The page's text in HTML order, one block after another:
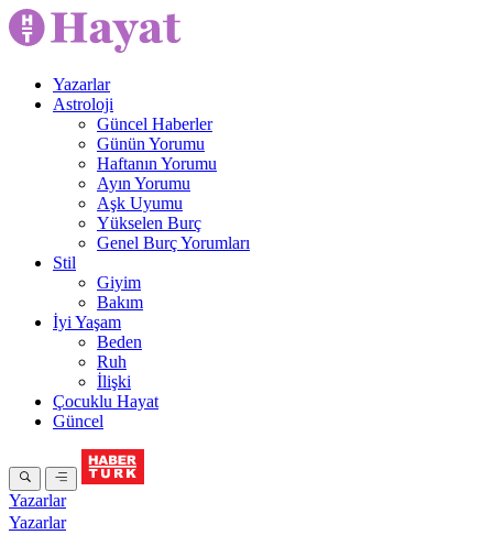
Yazarlar
Astroloji
Güncel Haberler
Günün Yorumu
Haftanın Yorumu
Ayın Yorumu
Aşk Uyumu
Yükselen Burç
Genel Burç Yorumları
Stil
Giyim
Bakım
İyi Yaşam
Beden
Ruh
İlişki
Çocuklu Hayat
Güncel
Yazarlar
Yazarlar